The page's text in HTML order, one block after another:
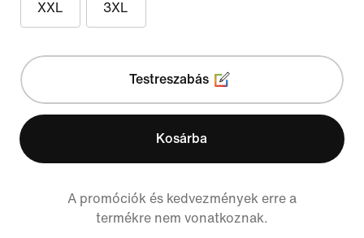
XXL 3XL
Testreszabás
Kosárba
A promóciók és kedvezmények erre a
termékre nem vonatkoznak.